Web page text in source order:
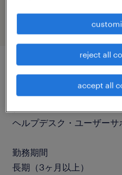
job details
ヘルプデスク・ユーザーサ
勤務期間
長期（3ヶ月以上）
reject all
accept all